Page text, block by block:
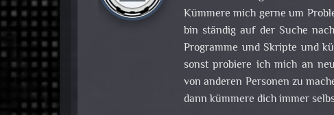
Kümmere mich gerne um
bin ständig auf der Suche
Programme und Skripte und
sonst probiere ich mich an
von anderen Personen zu
dann kümmere dich immer